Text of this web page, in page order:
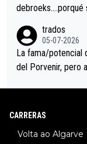
debroeks….porqué
trados
05-07-2026
La fama/potencial
del Porvenir, pero
CARRERAS
Volta ao Algarve